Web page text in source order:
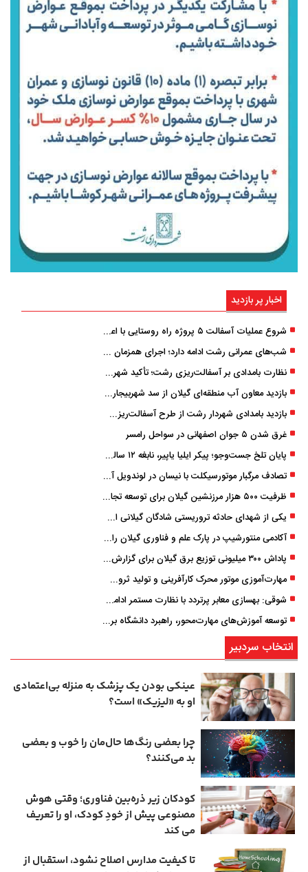
اخبار پر بازدید
شروع عملیات آسفالت ۵ پروژه راه ‌روستایی با اعتبار ۳۷۰ میلیاردی در گیلان
شب‌های عمرانی رشت ادامه دارد؛ اجرای همزمان آسفالت‌ریزی در پنج منطقه شهری
نظارت بامدادی بر آسفالت‌ریزی رشت؛ تأکید شهردار و بازرس کل بر کیفیت اجرای پروژه‌ها
بازدید معاون آب منطقه‌ای گیلان از سد شهربیجار برای تداوم تأمین آب شرب استان
بازدید بامدادی شهردار رشت از طرح آسفالت‌ریزی گسترده در مناطق پنج‌گانه
غرق شدن ۵ جوان اصفهانی در سواحل رامسر
پایان تلخ جست‌وجو؛ پیکر ایلیا یاپیر، نابغه ۱۲ ساله لاهیجانی پیدا شد
تصادف مرگبار موتورسیکلت با نیسان در لوندویل آستارا/ انتقال مصدوم با اورژانس هوایی به رشت
ظرفیت ۵۰۰ هزار مرزنشین گیلان برای توسعه تجارت فعال می‌شود
یکی از شهدای حادثه تروریستی شادگان گیلانی است/ شهادت «سینا سیاه‌ نژاد» در درگیری با اشرار مسلح
آکادمی منتورشیپ در پارک علم و فناوری گیلان راه‌اندازی شد
پاداش ۳۰۰ میلیونی توزیع برق گیلان برای گزارش ماینرهای غیرمجاز
مهارت‌آموزی موتور محرک کارآفرینی و تولید ثروت است
شوقی: بهسازی معابر پرتردد با نظارت مستمر ادامه دارد
توسعه آموزش‌های مهارت‌محور، راهبرد دانشگاه برای تربیت نیروی متخصص است
انتخاب سردبیر
عینکی‌ بودن یک پزشک به منزله بی‌اعتمادی
او به «لیزیک» است؟
چرا بعضی رنگ‌ها حال‌مان را خوب و بعضی
بد می‌کنند؟
کودکان زیر ذره‌بین فناوری؛ وقتی هوش
مصنوعی پیش از خودِ کودک، او را تعریف
می ‌کند
تا کیفیت مدارس اصلاح نشود، استقبال از